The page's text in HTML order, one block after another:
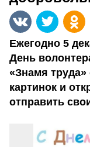
Ежегодно 5
День
«Знамя
картинок и
отправить